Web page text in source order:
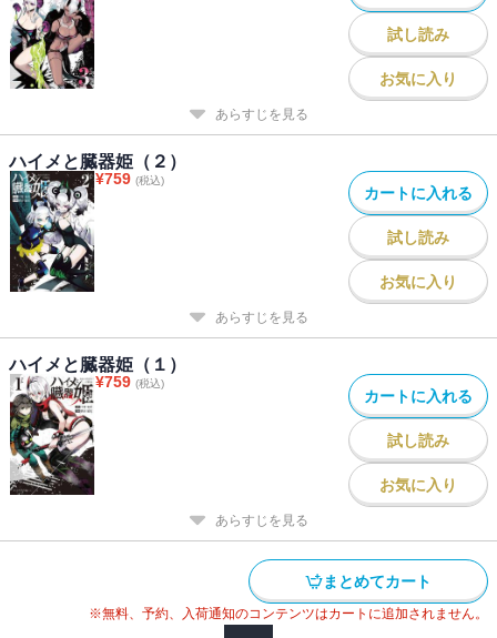
試し読み
お気に入り
あらすじを見る
ハイメと臓器姫（２）
¥759 (税込)
カートに入れる
試し読み
お気に入り
あらすじを見る
ハイメと臓器姫（１）
¥759 (税込)
カートに入れる
試し読み
お気に入り
あらすじを見る
まとめてカート
※無料、予約、入荷通知のコンテンツはカートに追加されません。